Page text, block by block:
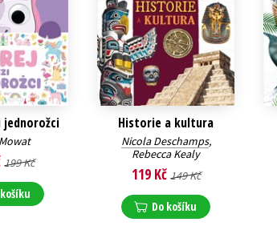
jednorožci
199 Kč
Historie a kultura
Nicola Deschamps,
Rebecca Kealy
119 Kč 149 Kč
Do košíku